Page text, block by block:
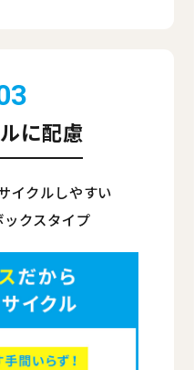
に配慮
イクルしやすい
クスタイプ